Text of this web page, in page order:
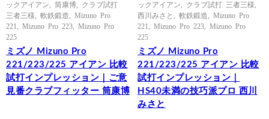
ックアイアン
筒康博
クラブ試打
三者三様
軟鉄鍛造
Mizuno Pro
221
Mizuno Pro 223
Mizuno Pro
225
ミズノ Mizuno Pro
221/223/225 アイアン 比較
試打インプレッション｜ご意
見番クラブフィッター 筒康博
ックアイアン
クラブ試打 三者三様
西川みさと
軟鉄鍛造
Mizuno Pro
221
Mizuno Pro 223
Mizuno Pro
225
ミズノ Mizuno Pro
221/223/225 アイアン 比較
試打インプレッション｜
HS40未満の技巧派プロ 西川
みさと